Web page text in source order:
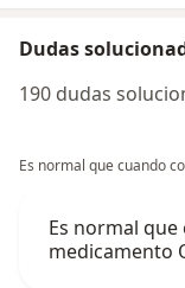
Dudas
190 dudas
Es normal que cuando
Es normal
medicamento